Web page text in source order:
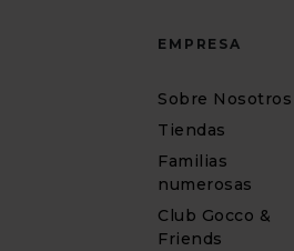
EMPRESA
Sobre Nosotros
Tiendas
Familias
numerosas
Club Gocco &
Friends